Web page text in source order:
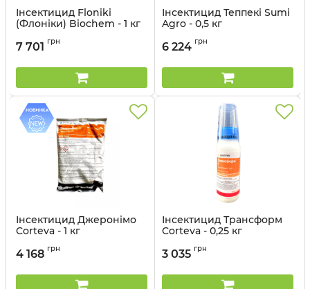
Інсектицид Floniki
(Флоніки) Biochem - 1 кг
7 701 грн
Інсектицид Теппекі Sumi
Agro - 0,5 кг
6 224 грн
Інсектицид Джеронімо
Corteva - 1 кг
4 168 грн
Інсектицид Трансформ
Corteva - 0,25 кг
3 035 грн